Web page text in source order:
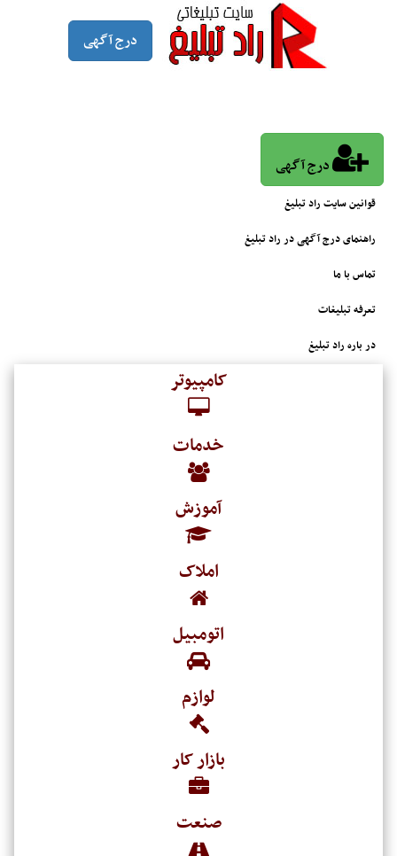
درج آگهی
درج آگهی
قوانین سایت راد تبلیغ
راهنمای درج آگهی در راد تبلیغ
تماس با ما
تعرفه تبلیغات
در باره راد تبلیغ
کامپیوتر
خدمات
آموزش
املاک
اتومبیل
لوازم
بازار کار
صنعت